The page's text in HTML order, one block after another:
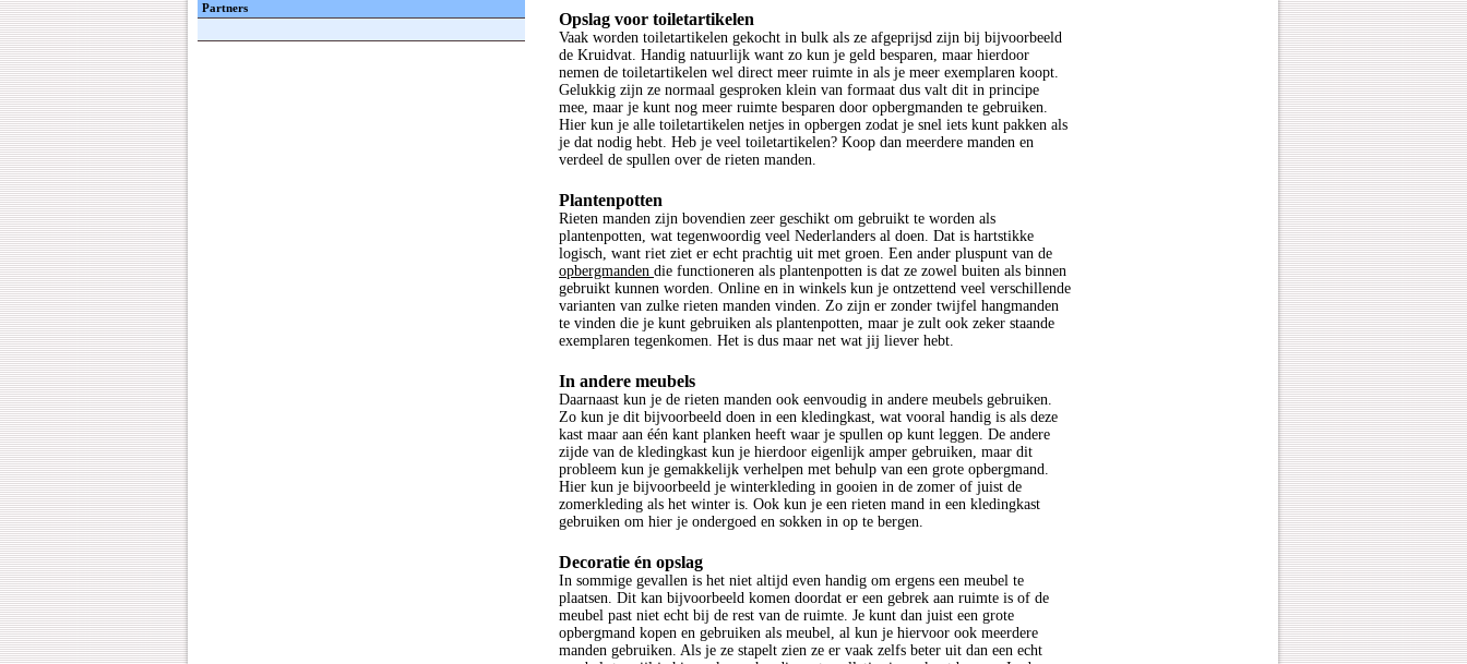
Partners
Opslag voor toiletartikelen
Vaak worden toiletartikelen gekocht in bulk als ze afgeprijsd zijn bij bijvoorbeeld
de Kruidvat. Handig natuurlijk want zo kun je geld besparen, maar hierdoor
nemen de toiletartikelen wel direct meer ruimte in als je meer exemplaren koopt.
Gelukkig zijn ze normaal gesproken klein van formaat dus valt dit in principe
mee, maar je kunt nog meer ruimte besparen door opbergmanden te gebruiken.
Hier kun je alle toiletartikelen netjes in opbergen zodat je snel iets kunt pakken als
je dat nodig hebt. Heb je veel toiletartikelen? Koop dan meerdere manden en
verdeel de spullen over de rieten manden.
Plantenpotten
Rieten manden zijn bovendien zeer geschikt om gebruikt te worden als
plantenpotten, wat tegenwoordig veel Nederlanders al doen. Dat is hartstikke
logisch, want riet ziet er echt prachtig uit met groen. Een ander pluspunt van de
opbergmanden die functioneren als plantenpotten is dat ze zowel buiten als binnen
gebruikt kunnen worden. Online en in winkels kun je ontzettend veel verschillende
varianten van zulke rieten manden vinden. Zo zijn er zonder twijfel hangmanden
te vinden die je kunt gebruiken als plantenpotten, maar je zult ook zeker staande
exemplaren tegenkomen. Het is dus maar net wat jij liever hebt.
In andere meubels
Daarnaast kun je de rieten manden ook eenvoudig in andere meubels gebruiken.
Zo kun je dit bijvoorbeeld doen in een kledingkast, wat vooral handig is als deze
kast maar aan één kant planken heeft waar je spullen op kunt leggen. De andere
zijde van de kledingkast kun je hierdoor eigenlijk amper gebruiken, maar dit
probleem kun je gemakkelijk verhelpen met behulp van een grote opbergmand.
Hier kun je bijvoorbeeld je winterkleding in gooien in de zomer of juist de
zomerkleding als het winter is. Ook kun je een rieten mand in een kledingkast
gebruiken om hier je ondergoed en sokken in op te bergen.
Decoratie én opslag
In sommige gevallen is het niet altijd even handig om ergens een meubel te
plaatsen. Dit kan bijvoorbeeld komen doordat er een gebrek aan ruimte is of de
meubel past niet echt bij de rest van de ruimte. Je kunt dan juist een grote
opbergmand kopen en gebruiken als meubel, al kun je hiervoor ook meerdere
manden gebruiken. Als je ze stapelt zien ze er vaak zelfs beter uit dan een echt